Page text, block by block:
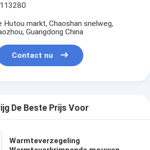
Hutou markt, Chaoshan snelweg,
Guangdong China
Contact nu
De Beste Prijs Voor
Warmteverzegeling